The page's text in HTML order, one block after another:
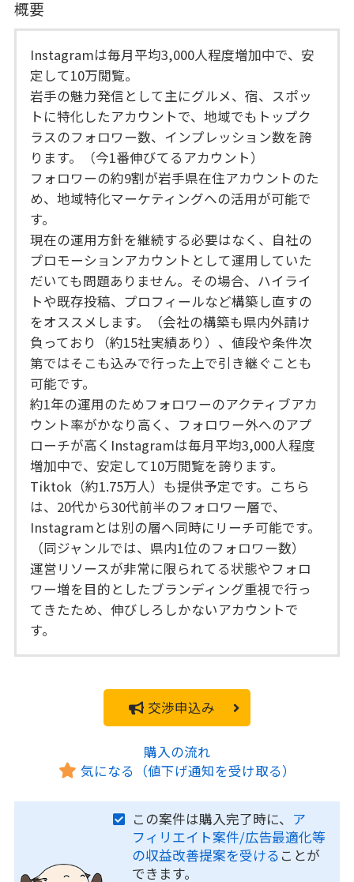
概要
Instagramは毎月平均3,000人程度増加中で、安
定して10万閲覧。
岩手の魅力発信として主にグルメ、宿、スポッ
トに特化したアカウントで、地域でもトップク
ラスのフォロワー数、インプレッション数を誇
ります。（今1番伸びてるアカウント）
フォロワーの約9割が岩手県在住アカウントのた
め、地域特化マーケティングへの活用が可能で
す。
現在の運用方針を継続する必要はなく、自社の
プロモーションアカウントとして運用していた
だいても問題ありません。その場合、ハイライ
トや既存投稿、プロフィールなど構築し直すの
をオススメします。（会社の構築も県内外請け
負っており（約15社実績あり）、値段や条件次
第ではそこも込みで行った上で引き継ぐことも
可能です。
約1年の運用のためフォロワーのアクティブアカ
ウント率がかなり高く、フォロワー外へのアプ
ローチが高くInstagramは毎月平均3,000人程度
増加中で、安定して10万閲覧を誇ります。
Tiktok（約1.75万人）も提供予定です。こちら
は、20代から30代前半のフォロワー層で、
Instagramとは別の層へ同時にリーチ可能です。
（同ジャンルでは、県内1位のフォロワー数）
運営リソースが非常に限られてる状態やフォロ
ワー増を目的としたブランディング重視で行っ
てきたため、伸びしろしかないアカウントで
す。
交渉申込み
購入の流れ
気になる（値下げ通知を受け取る）
この案件は購入完了時に、 ア
フィリエイト案件/広告最適化等
の収益改善提案を受ける ことが
できます。